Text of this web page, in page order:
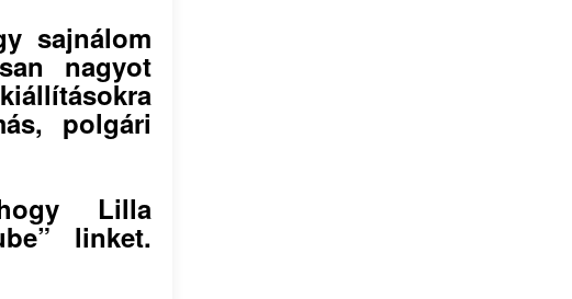
sajnálom
nagyot
polgári
Lilla
linket.